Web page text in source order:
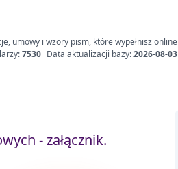
umowy i wzory pism, które wypełnisz online
7530 Data aktualizacji bazy:2026-08-03
- załącznik.